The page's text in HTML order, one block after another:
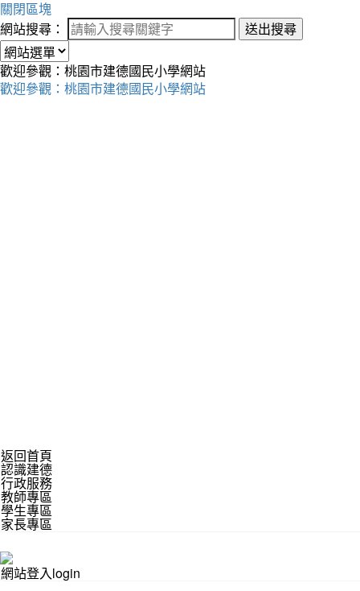
關閉區塊
網站搜尋：
送出搜尋
歡迎參觀：桃園市建德國民小學網站
歡迎參觀：桃園市建德國民小學網站
返回首頁
認識建德
行政服務
教師專區
學生專區
家長專區
網站登入login